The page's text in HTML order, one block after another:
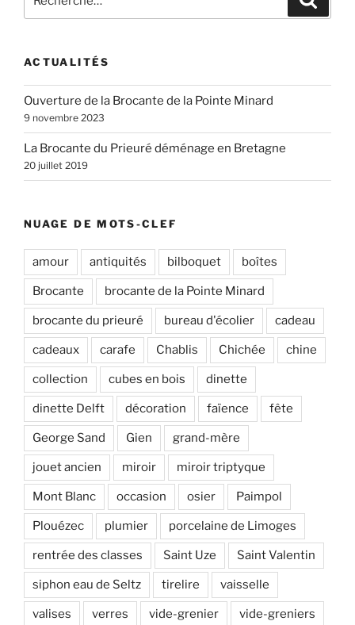
pour
ACTUALITÉS
Ouverture de la Brocante de la Pointe Minard
9 novembre 2023
La Brocante du Prieuré déménage en Bretagne
20 juillet 2019
NUAGE DE MOTS-CLEF
amour antiquités bilboquet boîtes
Brocante brocante de la Pointe Minard
brocante du prieuré bureau d'écolier cadeau
cadeaux carafe Chablis Chichée chine
collection cubes en bois dinette
dinette Delft décoration faïence fête
George Sand Gien grand-mère
jouet ancien miroir miroir triptyque
Mont Blanc occasion osier Paimpol
Plouézec plumier porcelaine de Limoges
rentrée des classes Saint Uze Saint Valentin
siphon eau de Seltz tirelire vaisselle
valises verres vide-grenier vide-greniers